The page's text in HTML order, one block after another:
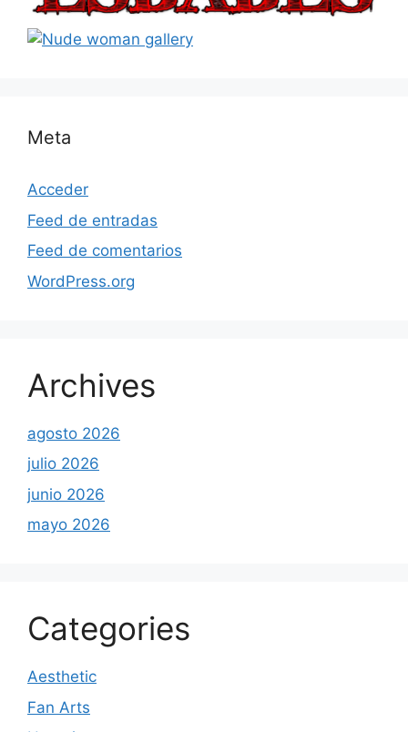
Meta
Acceder
Feed de entradas
Feed de comentarios
WordPress.org
Archives
agosto 2026
julio 2026
junio 2026
mayo 2026
Categories
Aesthetic
Fan Arts